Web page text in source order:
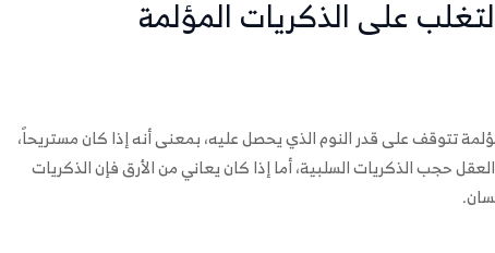
على الذكريات المؤلمة
تتوقف على قدر النوم الذي يحصل عليه، بمعنى أنه إذا كان مستريحاً،
حجب الذكريات السلبية، أما إذا كان يعاني من الأرق فإن الذكريات